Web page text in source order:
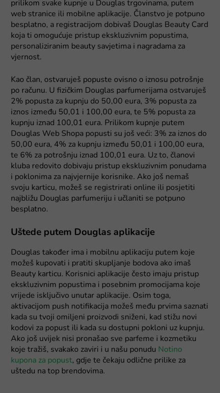
prilikom svake kupnje u Douglas trgovinama, putem
web stranice ili mobilne aplikacije. Članstvo je potpuno
besplatno, a registracijom dobivaš Douglas Beauty Card
koja ti omogućuje pristup ekskluzivnim popustima,
personaliziranim beauty savjetima i nagradama za
vjernost.
Kao član, ostvaruješ popuste ovisno o iznosu potrošnje
po računu. U fizičkim Douglas parfumerijama ostvaruješ
2% popusta za kupnju do 50,00 eura, 3% popusta za
iznos između 50,01 i 100,00 eura, te 5% popusta za
kupnju iznad 100,01 eura. Prilikom kupnje putem
Douglas Web Shopa popusti su još veći: 3% za iznos do
50,00 eura, 4% za kupnju između 50,01 i 100,00 eura,
te 6% za potrošnju iznad 100,01 eura. Uz to, članovi
kluba redovito dobivaju pristup ekskluzivnim ponudama
i poklonima za najvjernije korisnike. Ako još nemaš
svoju karticu, možeš se registrirati online ili posjetiti
najbližu Douglas parfumeriju i učlaniti se potpuno
besplatno.
Uštede putem Douglas aplikacije
Douglas također ima i mobilnu aplikaciju putem koje
možeš kupovati i pratiti skupljanje bodova ako imaš
Beauty karticu. Korisnici aplikacije često imaju pristup
ekskluzivnim popustima i posebnim promocijama koje
vrijede isključivo unutar aplikacije. Osim toga,
aktivacijom push notifikacija možeš među prvima saznati
kada su tvoji omiljeni proizvodi sniženi, kad stižu novi
kodovi za popust ili kada su dostupni pokloni uz kupnju.
Ako još uvijek nisi pronašao sve parfeme i kozmetiku
koje tražiš, svakako zaviri i u našu ponudu Notino
kupona za popust, gdje te čekaju odlične prilike za
uštedu na top brendovima.